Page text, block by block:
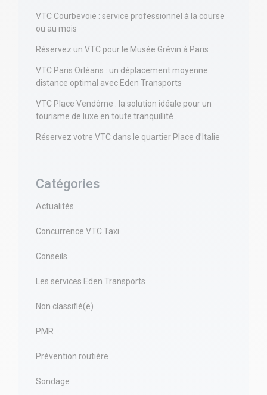
VTC Courbevoie : service professionnel à la course
ou au mois
Réservez un VTC pour le Musée Grévin à Paris
VTC Paris Orléans : un déplacement moyenne
distance optimal avec Eden Transports
VTC Place Vendôme : la solution idéale pour un
tourisme de luxe en toute tranquillité
Réservez votre VTC dans le quartier Place d’Italie
Catégories
Actualités
Concurrence VTC Taxi
Conseils
Les services Eden Transports
Non classifié(e)
PMR
Prévention routière
Sondage